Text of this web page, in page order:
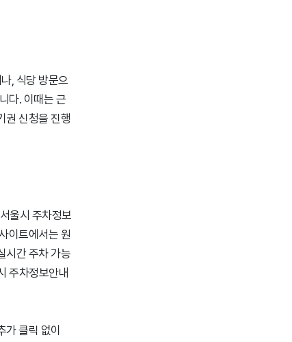
, 식당 방문으
다. 이때는 근
권 신청을 진행
울시 주차정보
이트에서는 원
시간 주차 가능
주차정보안내
클릭 없이